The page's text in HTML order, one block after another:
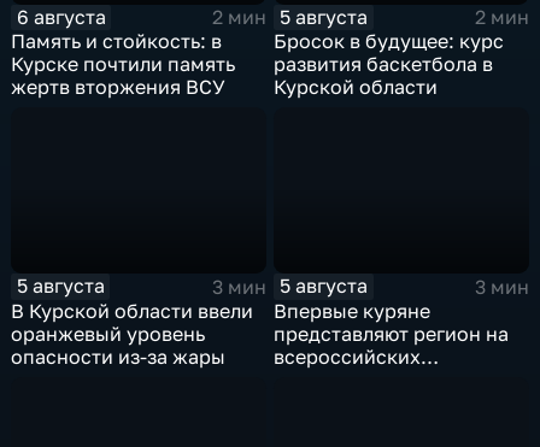
6 августа
2 мин
Память и стойкость: в
Курске почтили память
жертв вторжения ВСУ
5 августа
2 мин
Бросок в будущее: курс
развития баскетбола в
Курской области
5 августа
3 мин
В Курской области ввели
оранжевый уровень
опасности из-за жары
5 августа
3 мин
Впервые куряне
представляют регион на
всероссийских